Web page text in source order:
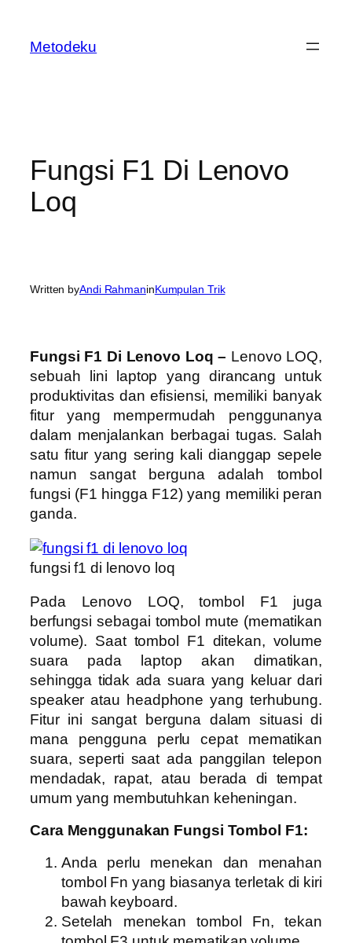
content
Metodeku
Fungsi F1 Di Lenovo
Loq
Written byAndi RahmaninKumpulan Trik
Fungsi F1 Di Lenovo Loq – Lenovo LOQ,
sebuah lini laptop yang dirancang untuk
produktivitas dan efisiensi, memiliki banyak
fitur yang mempermudah penggunanya
dalam menjalankan berbagai tugas. Salah
satu fitur yang sering kali dianggap sepele
namun sangat berguna adalah tombol
fungsi (F1 hingga F12) yang memiliki peran
ganda.
fungsi f1 di lenovo loq
Pada Lenovo LOQ, tombol F1 juga
berfungsi sebagai tombol mute (mematikan
volume). Saat tombol F1 ditekan, volume
suara pada laptop akan dimatikan,
sehingga tidak ada suara yang keluar dari
speaker atau headphone yang terhubung.
Fitur ini sangat berguna dalam situasi di
mana pengguna perlu cepat mematikan
suara, seperti saat ada panggilan telepon
mendadak, rapat, atau berada di tempat
umum yang membutuhkan keheningan.
Cara Menggunakan Fungsi Tombol F1:
Anda perlu menekan dan menahan
tombol Fn yang biasanya terletak di kiri
bawah keyboard.
Setelah menekan tombol Fn, tekan